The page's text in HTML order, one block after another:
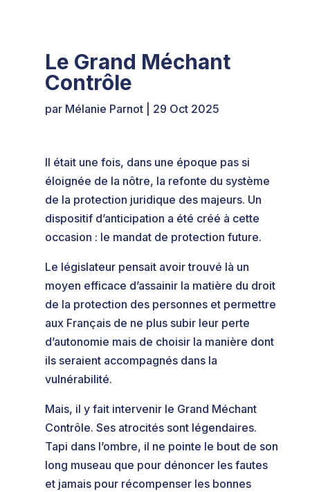
Le Grand Méchant
Contrôle
par Mélanie Parnot| 29 Oct 2025
Il était une fois, dans une époque pas si
éloignée de la nôtre, la refonte du système
de la protection juridique des majeurs. Un
dispositif d’anticipation a été créé à cette
occasion : le mandat de protection future.
Le législateur pensait avoir trouvé là un
moyen efficace d’assainir la matière du droit
de la protection des personnes et permettre
aux Français de ne plus subir leur perte
d’autonomie mais de choisir la manière dont
ils seraient accompagnés dans la
vulnérabilité.
Mais, il y fait intervenir le Grand Méchant
Contrôle. Ses atrocités sont légendaires.
Tapi dans l’ombre, il ne pointe le bout de son
long museau que pour dénoncer les fautes
et jamais pour récompenser les bonnes